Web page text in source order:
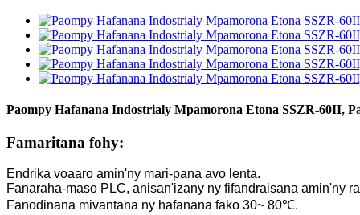
Paompy Hafanana Indostrialy Mpamorona Etona SSZR-60II,
Famaritana fohy:
Endrika voaaro amin'ny mari-pana avo lenta.
Fanaraha-maso PLC, anisan'izany ny fifandraisana amin'ny
Fanodinana mivantana ny hafanana fako 30~ 80℃.